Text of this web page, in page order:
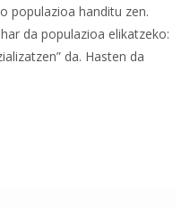
populazioa handitu zen.
da populazioa elikatzeko:
da. Hasten da